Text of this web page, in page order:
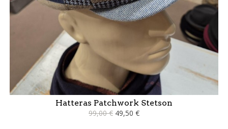
Hatteras Patchwork Stetson
99,00 € 49,50 €